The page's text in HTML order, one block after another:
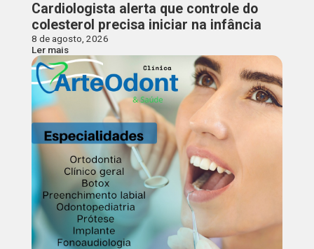
Cardiologista alerta que controle do
colesterol precisa iniciar na infância
8 de agosto, 2026
Ler mais